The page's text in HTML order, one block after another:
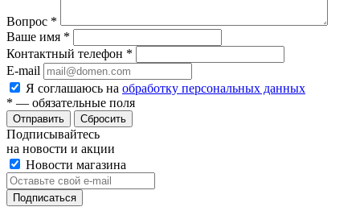
Вопрос *
Ваше имя *
Контактный телефон *
E-mail
Я соглашаюсь на обработку персональных данных
* — обязательные поля
Сбросить
Подписывайтесь
на новости и акции
Новости магазина